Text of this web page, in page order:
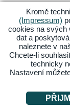
Přihlas se
Získej vždy
Přihlas se k
akcích a
Kromě
(Impressum)
cookies na svých
dat a
naleznete v
Chcete-li
technicky
Nastavení